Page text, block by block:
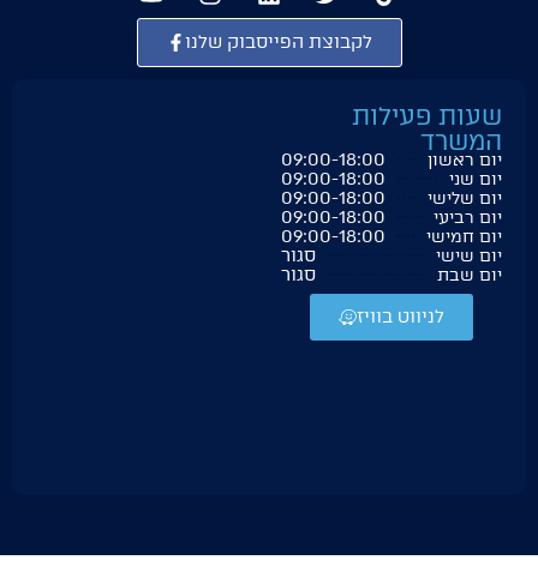
לקבוצת הפייסבוק שלנו
שעות פעילות
המשרד
יום ראשון 09:00-18:00
יום שני 09:00-18:00
יום שלישי 09:00-18:00
יום רביעי 09:00-18:00
יום חמישי 09:00-18:00
יום שישי סגור
יום שבת
סגור
לניווט בוויז